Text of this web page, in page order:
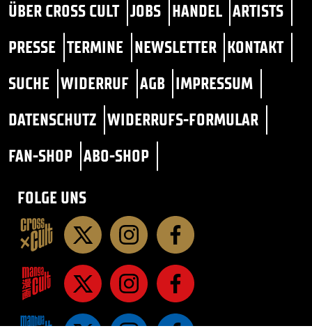
ÜBER CROSS CULT JOBS HANDEL ARTISTS
PRESSE TERMINE NEWSLETTER KONTAKT
SUCHE WIDERRUF AGB IMPRESSUM
DATENSCHUTZ WIDERRUFS-FORMULAR
FAN-SHOP ABO-SHOP
FOLGE UNS